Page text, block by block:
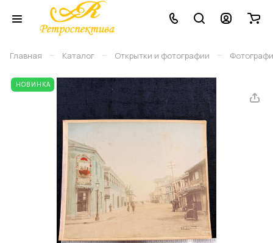
Главная – Каталог – Открытки и фотографии –
НОВИНКА